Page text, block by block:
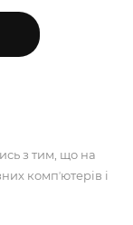
з тим, що на
компʼютерів і